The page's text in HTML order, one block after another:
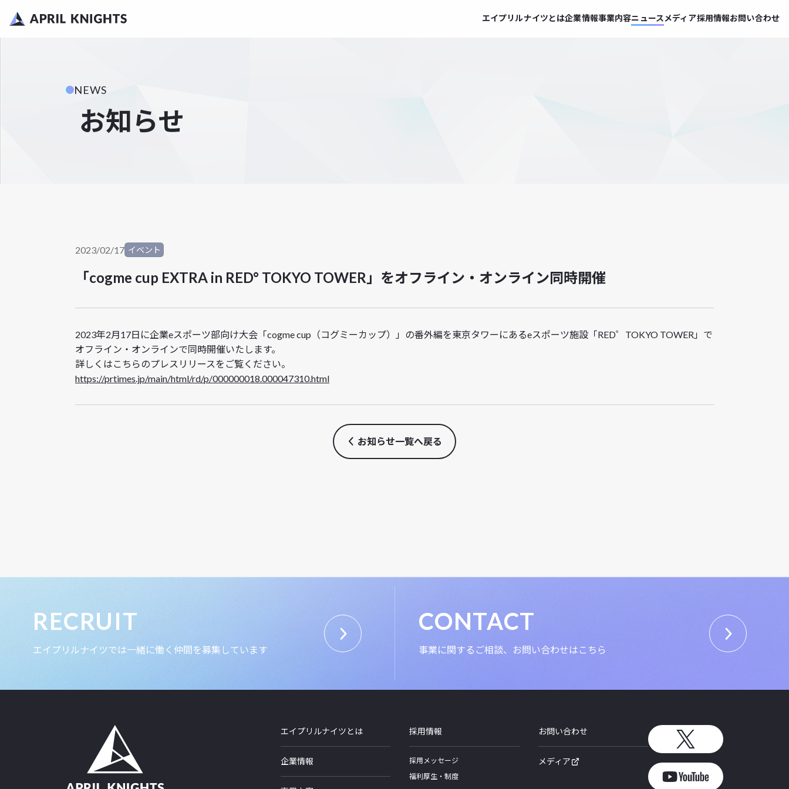
エイプリルナイツとは企業情報事業内容ニュースメディア採用情報
採用メッセージ
お問い合わせ
NEWS
お知らせ
2023/02/17 イベント
「cogme cup EXTRA in RED° TOKYO TOWER」をオフライン・オンライン同時開催
2023年2月17日に企業eスポーツ部向け大会「cogme cup（コグミーカップ）」の番外編を東京タワーにあるeスポーツ施設「RED゜TOKYO TOWER」で
オフライン・オンラインで同時開催いたします。
詳しくはこちらのプレスリリースをご覧ください。
https://prtimes.jp/main/html/rd/p/000000018.000047310.html
お知らせ一覧へ戻る
RECRUIT
エイプリルナイツでは一緒に働く仲間を募集しています
CONTACT
事業に関するご相談、お問い合わせはこちら
エイプリルナイツとは
企業情報
採用情報
採用メッセージ
福利厚生・制度
お問い合わせ
メディア